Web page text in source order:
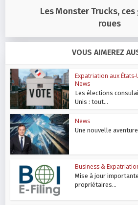
Les Monster Trucks,
roues
VOUS AIMEREZ
Expatriation aux États-
News
Les élections
Unis : tout...
News
Une nouvelle
Business &
Mise à jour
propriétaires...